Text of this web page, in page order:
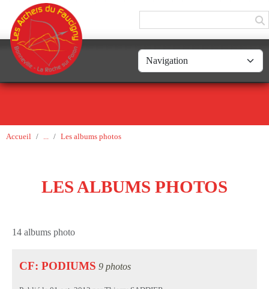
Accueil Les albums photos
LES ALBUMS PHOTOS
14 albums photo
CF: PODIUMS 9 photos
Panneau de gestion des cookies